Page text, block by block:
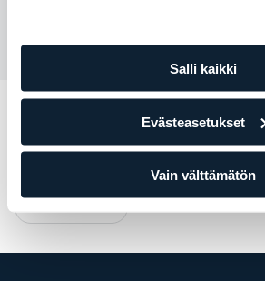
Salli kaikki
Evästeasetukset
Vain välttämätön
Jäsenyys Harjoittelu